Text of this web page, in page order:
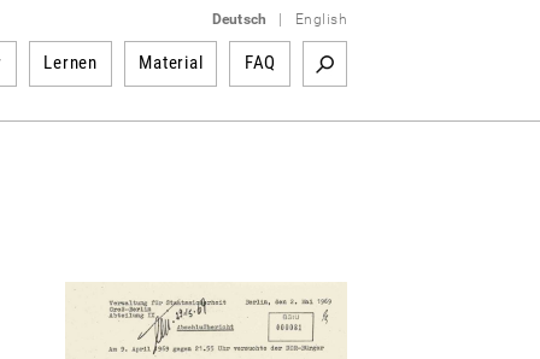
Deutsch English
Lernen Material FAQ